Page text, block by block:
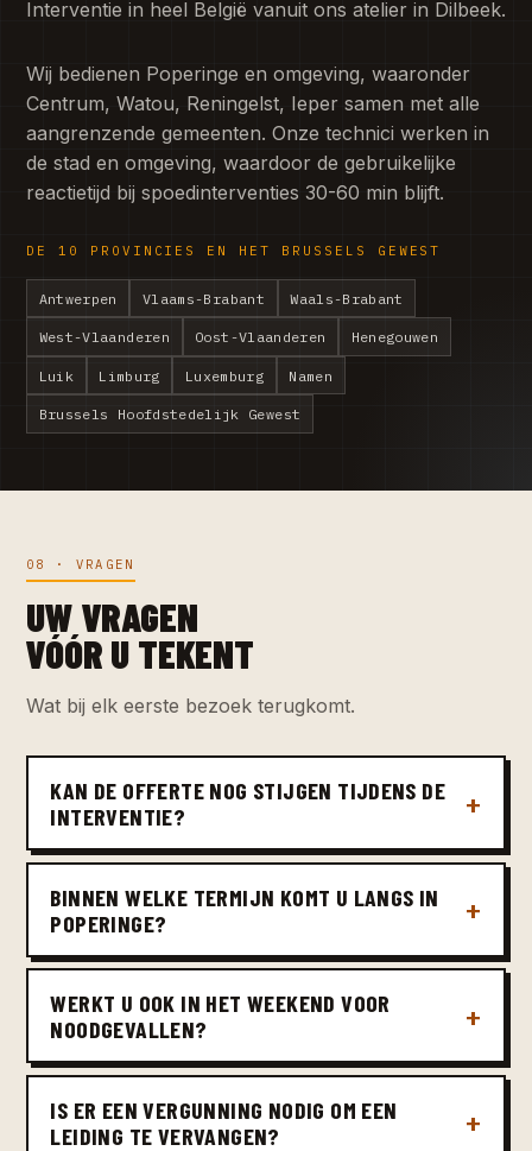
Interventie in heel België vanuit ons atelier in Dilbeek.
Wij bedienen Poperinge en omgeving, waaronder
Centrum, Watou, Reningelst, Ieper samen met alle
aangrenzende gemeenten. Onze technici werken in
de stad en omgeving, waardoor de gebruikelijke
reactietijd bij spoedinterventies 30-60 min blijft.
DE 10 PROVINCIES EN HET BRUSSELS GEWEST
Antwerpen Vlaams-Brabant Waals-Brabant
West-Vlaanderen Oost-Vlaanderen Henegouwen
Luik Limburg Luxemburg Namen
Brussels Hoofdstedelijk Gewest
08 · VRAGEN
UW VRAGEN
VÓÓR U TEKENT
Wat bij elk eerste bezoek terugkomt.
KAN DE OFFERTE NOG STIJGEN TIJDENS DE
INTERVENTIE?
BINNEN WELKE TERMIJN KOMT U LANGS IN
POPERINGE?
WERKT U OOK IN HET WEEKEND VOOR
NOODGEVALLEN?
IS ER EEN VERGUNNING NODIG OM EEN
LEIDING TE VERVANGEN?